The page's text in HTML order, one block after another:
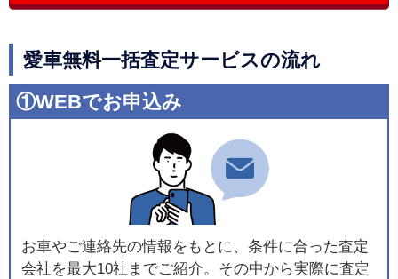
愛車無料一括査定サービスの流れ
①WEBでお申込み
お車やご連絡先の情報をもとに、条件に合った査定
会社を最大10社までご紹介。その中から実際に査定